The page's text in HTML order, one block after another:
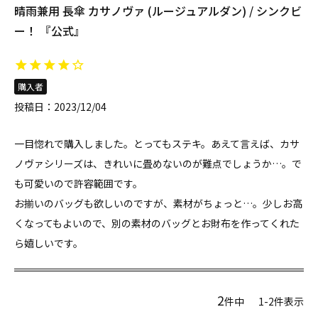
晴雨兼用 長傘 カサノヴァ (ルージュアルダン) / シンクビ
ー！ 『公式』
購入者
投稿日 2023/12/04
一目惚れで購入しました。とってもステキ。あえて言えば、カサ
ノヴァシリーズは、きれいに畳めないのが難点でしょうか…。で
も可愛いので許容範囲です。
お揃いのバッグも欲しいのですが、素材がちょっと…。少しお高
くなってもよいので、別の素材のバッグとお財布を作ってくれた
ら嬉しいです。
2件中 1-2件表示